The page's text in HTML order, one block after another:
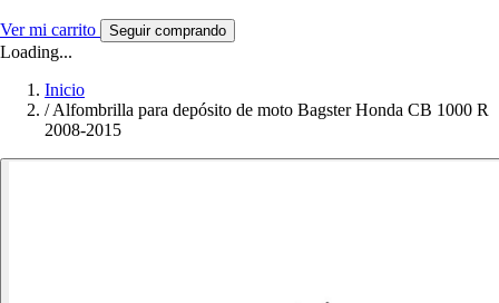
Ver mi carrito Seguir comprando
Loading...
Inicio
/ Alfombrilla para depósito de moto Bagster Honda CB 1000 R
2008-2015